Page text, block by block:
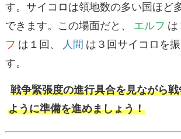
す。サイコロは領地数の多い国ほど
できます。この場面だと、
エルフ は
フ は１回、 人間 は３回サイコロを
す。
戦争緊張度の進行具合を見ながら
ように準備を進めましょう！